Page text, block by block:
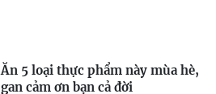
Ăn 5 loại thực phẩm này mùa hè,
gan cảm ơn bạn cả đời